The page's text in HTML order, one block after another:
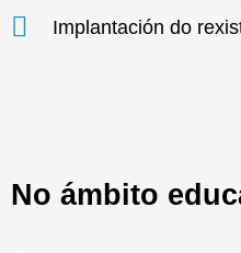
Implantación do
No ámbito